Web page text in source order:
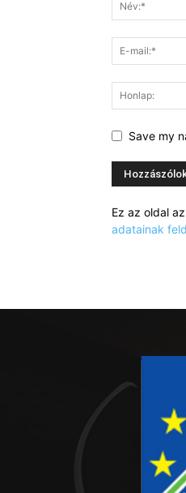
Save my
Ez az oldal
adatainak